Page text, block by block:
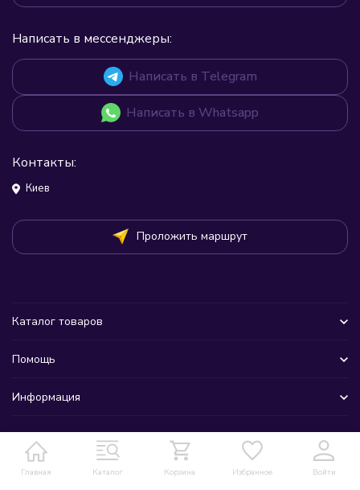
Главная Каталог Корзина Избранное Войти
Написать в мессенджеры:
Написать в Telegram
Написать в Whatsapp
Контакты:
Киев
Проложить маршрут
Каталог товаров
Помощь
Информация